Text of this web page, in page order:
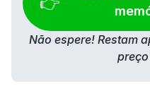
Não espere! Restam